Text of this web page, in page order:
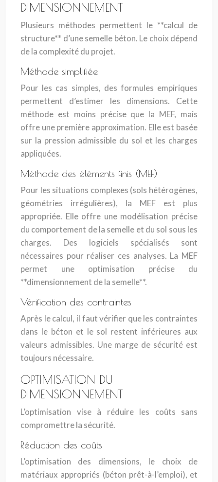
DIMENSIONNEMENT
Plusieurs méthodes permettent le **calcul de
structure** d’une semelle béton. Le choix dépend
de la complexité du projet.
Méthode simplifiée
Pour les cas simples, des formules empiriques
permettent d’estimer les dimensions. Cette
méthode est moins précise que la MEF, mais
offre une première approximation. Elle est basée
sur la pression admissible du sol et les charges
appliquées.
Méthode des éléments finis (MEF)
Pour les situations complexes (sols hétérogènes,
géométries irrégulières), la MEF est plus
appropriée. Elle offre une modélisation précise
du comportement de la semelle et du sol sous les
charges. Des logiciels spécialisés sont
nécessaires pour réaliser ces analyses. La MEF
permet une optimisation précise du
**dimensionnement de la semelle**.
Vérification des contraintes
Après le calcul, il faut vérifier que les contraintes
dans le béton et le sol restent inférieures aux
valeurs admissibles. Une marge de sécurité est
toujours nécessaire.
OPTIMISATION DU
DIMENSIONNEMENT
L’optimisation vise à réduire les coûts sans
compromettre la sécurité.
Réduction des coûts
L’optimisation des dimensions, le choix de
matériaux appropriés (béton prêt-à-l’emploi), et